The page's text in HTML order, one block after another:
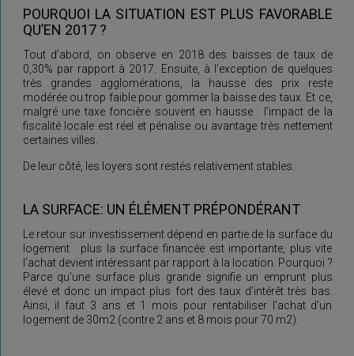
POURQUOI LA SITUATION EST PLUS FAVORABLE
QU’EN 2017 ?
Tout d’abord, on observe en 2018 des baisses de taux de
0,30% par rapport à 2017. Ensuite, à l’exception de quelques
très grandes agglomérations, la hausse des prix reste
modérée ou trop faible pour gommer la baisse des taux. Et ce,
malgré une taxe foncière souvent en hausse : l’impact de la
fiscalité locale est réel et pénalise ou avantage très nettement
certaines villes.
De leur côté, les loyers sont restés relativement stables.
LA SURFACE: UN ÉLÉMENT PRÉPONDÉRANT
Le retour sur investissement dépend en partie de la surface du
logement : plus la surface financée est importante, plus vite
l’achat devient intéressant par rapport à la location. Pourquoi ?
Parce qu’une surface plus grande signifie un emprunt plus
élevé et donc un impact plus fort des taux d’intérêt très bas.
Ainsi, il faut 3 ans et 1 mois pour rentabiliser l’achat d’un
logement de 30m2 (contre 2 ans et 8 mois pour 70 m2).